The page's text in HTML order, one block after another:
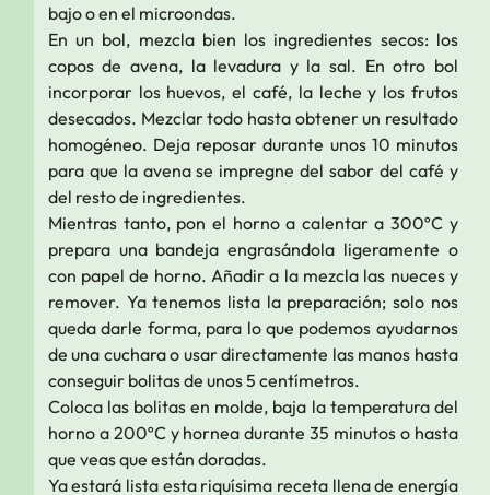
bajo o en el microondas.
En un bol, mezcla bien los ingredientes secos: los
copos de avena, la levadura y la sal. En otro bol
incorporar los huevos, el café, la leche y los frutos
desecados. Mezclar todo hasta obtener un resultado
homogéneo. Deja reposar durante unos 10 minutos
para que la avena se impregne del sabor del café y
del resto de ingredientes.
Mientras tanto, pon el horno a calentar a 300ºC y
prepara una bandeja engrasándola ligeramente o
con papel de horno. Añadir a la mezcla las nueces y
remover. Ya tenemos lista la preparación; solo nos
queda darle forma, para lo que podemos ayudarnos
de una cuchara o usar directamente las manos hasta
conseguir bolitas de unos 5 centímetros.
Coloca las bolitas en molde, baja la temperatura del
horno a 200ºC y hornea durante 35 minutos o hasta
que veas que están doradas.
Ya estará lista esta riquísima receta llena de energía